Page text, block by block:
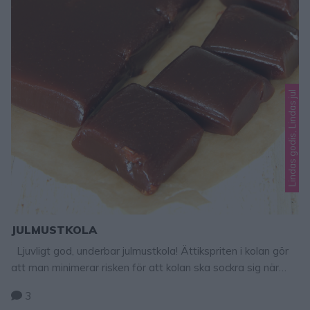
Lindas godis, Lindas jul
JULMUSTKOLA
Ljuvligt god, underbar julmustkola! Ättikspriten i kolan gör
att man minimerar risken för att kolan ska sockra sig när
man helt säker på att den inte sockrar sig. Tips! Fler goda,
3